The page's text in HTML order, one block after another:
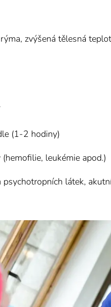
zvýšená tělesná
(1-2 hodiny)
leukémie apod.)
látek,